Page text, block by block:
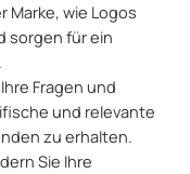
Marke, wie Logos
sorgen für ein
Fragen und
und relevante
zu erhalten.
Sie Ihre